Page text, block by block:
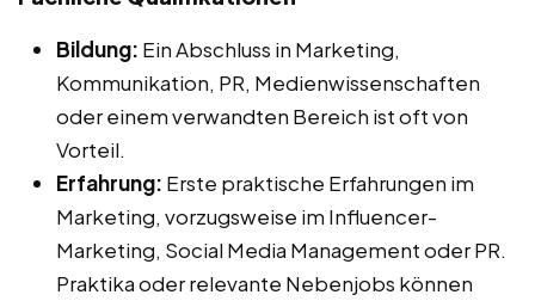
Bildung: Ein Abschluss in Marketing,
Kommunikation, PR, Medienwissenschaften
oder einem verwandten Bereich ist oft von
Vorteil.
Erfahrung: Erste praktische Erfahrungen im
Marketing, vorzugsweise im Influencer-
Marketing, Social Media Management oder PR.
Praktika oder relevante Nebenjobs können